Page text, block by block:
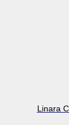
Linara